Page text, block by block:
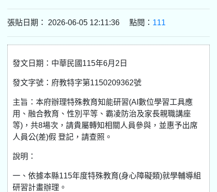
張貼日期： 2026-06-05 12:11:36 點閱： 111
發文日期：中華民國115年6月2日
發文字號：府教特字第1150209362號
主旨：本府辦理特殊教育知能研習(AI數位學習工具應
用、融合教育、性別平等、霸凌防治及家長親職講座
等)，共8場次，請貴屬轉知相關人員參與，並惠予出席
人員公(差)假 登記，請查照。
說明：
一、依據本縣115年度特殊教育(身心障礙類)就學輔導組
研習計畫辦理。